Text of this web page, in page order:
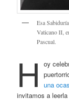
Esa
Vaticano II,
Pascual.
H
oy
una
invitamos a